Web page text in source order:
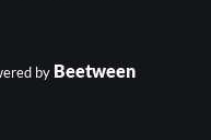
by Beetween